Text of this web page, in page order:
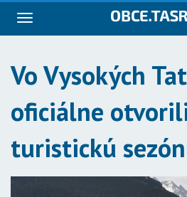
Navigácia
Vo Vysokých
oficiálne
turistickú